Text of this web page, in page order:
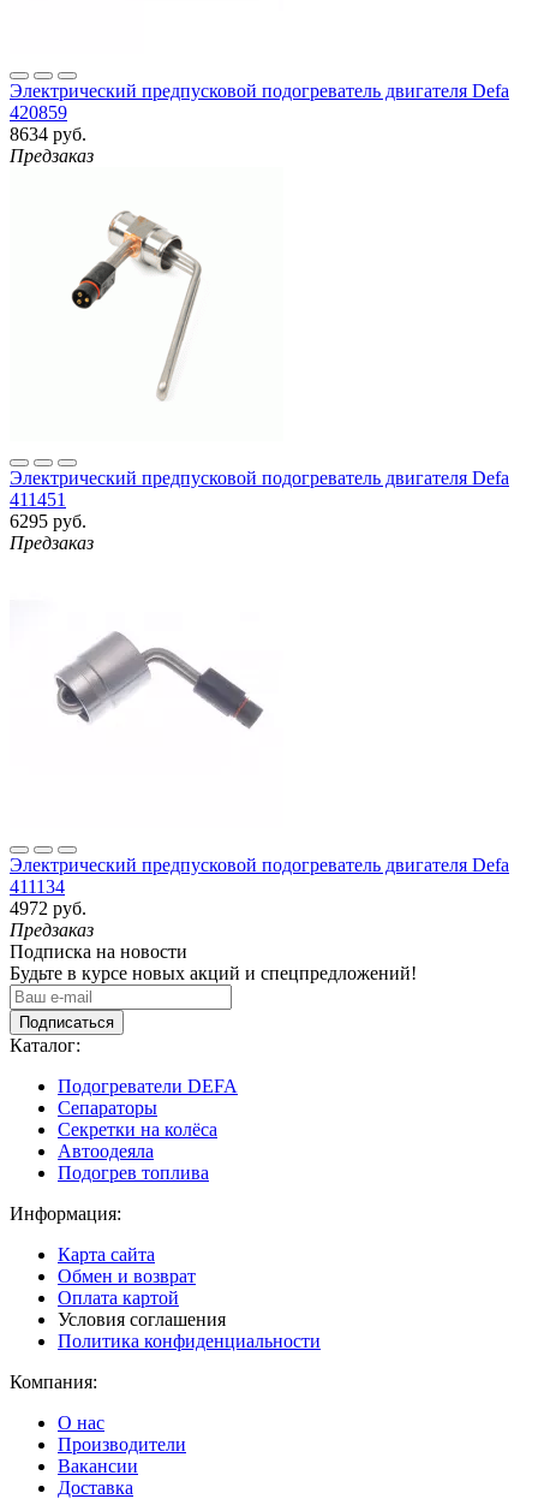
Электрический предпусковой подогреватель двигателя Defa
420859
8634 руб.
Предзаказ
Электрический предпусковой подогреватель двигателя Defa
411451
6295 руб.
Предзаказ
Электрический предпусковой подогреватель двигателя Defa
411134
4972 руб.
Предзаказ
Подписка на новости
Будьте в курсе новых акций и спецпредложений!
Подписаться
Каталог:
Подогреватели DEFA
Сепараторы
Секретки на колёса
Автоодеяла
Подогрев топлива
Информация:
Карта сайта
Обмен и возврат
Оплата картой
Условия соглашения
Политика конфиденциальности
Компания:
О нас
Производители
Вакансии
Доставка